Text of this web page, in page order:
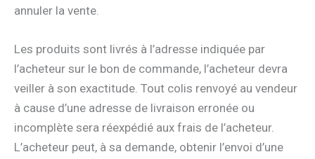
annuler la vente.
Les produits sont livrés à l’adresse indiquée par
l’acheteur sur le bon de commande, l’acheteur devra
veiller à son exactitude. Tout colis renvoyé au vendeur
à cause d’une adresse de livraison erronée ou
incomplète sera réexpédié aux frais de l’acheteur.
L’acheteur peut, à sa demande, obtenir l’envoi d’une